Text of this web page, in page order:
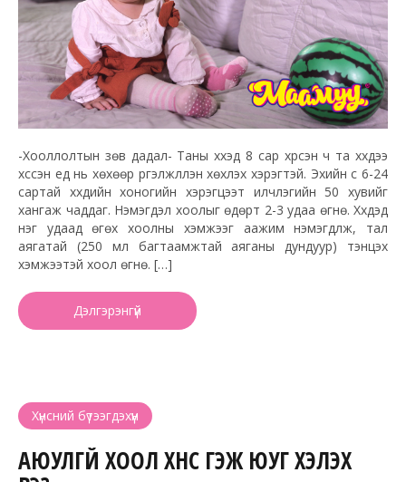
-Хооллолтын зөв дадал- Таны хүүхэд 8 сар хүрсэн ч та хүүхдээ
хүссэн үед нь хөхөөр үргэлжлүүлэн хөхүүлэх хэрэгтэй. Эхийн сүү 6-24
сартай хүүхдийн хоногийн хэрэгцээт илчлэгийн 50 хувийг
хангаж чаддаг. Нэмэгдэл хоолыг өдөрт 2-3 удаа өгнө. Хүүхдэд
нэг удаад өгөх хоолны хэмжээг аажим нэмэгдүүлж, тал
аягатай (250 мл багтаамжтай аяганы дундуур) тэнцэх
хэмжээтэй хоол өгнө. […]
Дэлгэрэнгүй
Хүнсний бүтээгдэхүүн
АЮУЛГҮЙ ХООЛ ХҮНС ГЭЖ ЮУГ ХЭЛЭХ